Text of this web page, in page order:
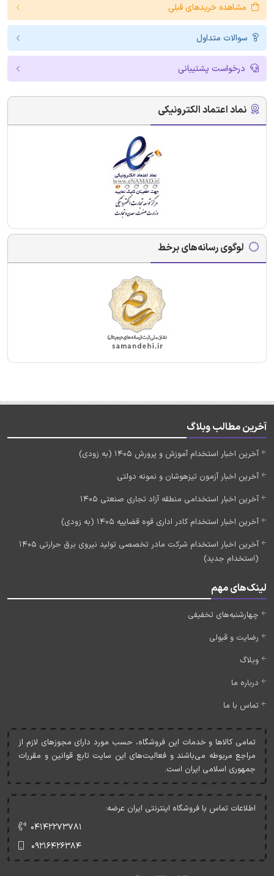
مشاهده خریدهای قبلی
سوالات متداول
درخواست پشتیبانی
نماد اعتماد الکترونیکی
لوگوی رسانه‌های برخط
آخرین مطالب وبلاگ
آخرین اخبار استخدام آموزش و پرورش 1405 (به زودی)
آخرین اخبار آزمون تیزهوشان و نمونه دولتی
آخرین اخبار استخدامی منطقه آزاد تجاری صنعتی 1405
آخرین اخبار استخدام کادر اداری قوه قضاییه 1405 (به زودی)
آخرین اخبار استخدام شرکت مادر تخصصی تولید نیروی برق حرارتی 1405
(استخدام جدید)
لینک‌های مهم
چهارشنبه‌های تخفیفی
رضایت و قبولی
وبلاگ
درباره ما
تماس با ما
تمامی کالاها و خدمات اين فروشگاه، حسب مورد دارای مجوزهای لازم از
مراجع مربوطه می‌باشند و فعاليت‌های اين سايت تابع قوانين و مقررات
جمهوری اسلامی ايران است.
اطلاعات تماس با فروشگاه اینترنتی ایران عرضه:
۰۴۱۴۲۲۷۳۷۸۱
۰۹۲۱۶۴۲۶۳۸۴